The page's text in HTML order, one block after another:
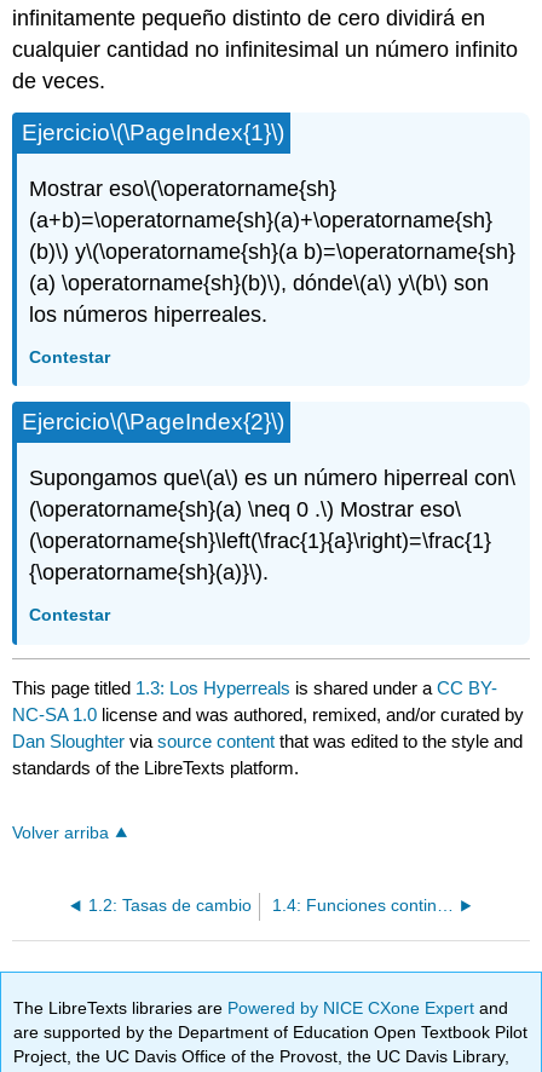
infinitamente pequeño distinto de cero dividirá en
cualquier cantidad no infinitesimal un número infinito
de veces.
Ejercicio\(\PageIndex{1}\)
Mostrar eso\(\operatorname{sh}
(a+b)=\operatorname{sh}(a)+\operatorname{sh}
(b)\) y\(\operatorname{sh}(a b)=\operatorname{sh}
(a) \operatorname{sh}(b)\), dónde\(a\) y\(b\) son
los números hiperreales.
Contestar
Ejercicio\(\PageIndex{2}\)
Supongamos que\(a\) es un número hiperreal con\
(\operatorname{sh}(a) \neq 0 .\) Mostrar eso\
(\operatorname{sh}\left(\frac{1}{a}\right)=\frac{1}
{\operatorname{sh}(a)}\).
Contestar
This page titled 1.3: Los Hyperreals is shared under aCC BY-
NC-SA 1.0 license and was authored, remixed, and/or curated by
Dan Sloughter viasource content that was edited to the style and
standards of the LibreTexts platform.
Volver arriba
1.2: Tasas de cambio 1.4: Funciones continuas
The LibreTexts libraries are Powered by NICE CXone Expertand
are supported by the Department of Education Open Textbook Pilot
Project, the UC Davis Office of the Provost, the UC Davis Library,